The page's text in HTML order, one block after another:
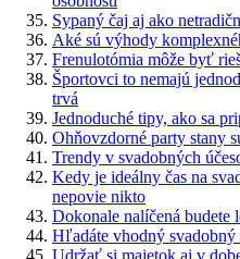
Sypaný čaj aj ako
Aké sú výhody
Frenulotómia môže byť
Športovci to nemajú
trvá
Jednoduché tipy, ako sa
Ohňovzdorné party stany
Trendy v svadobných
Kedy je ideálny čas na
nepovie nikto
Dokonale nalíčená budete
Hľadáte vhodný svadobný
Udržať si majetok aj v